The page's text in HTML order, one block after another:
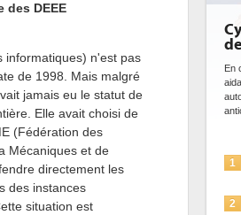
des DEEE
informatiques) n'est pas
de 1998. Mais malgré
jamais eu le statut de
Elle avait choisi de
(Fédération des
Mécaniques et de
directement les
des instances
situation est
l'IA joue un double rôle : le gentil en
détecter et à prévenir les menaces, à
les processus de sécurité, à simuler et
les...
déjà bien présente dans les
de sécurité et...
sécurité des IA en question